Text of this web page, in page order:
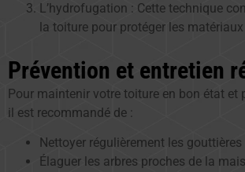
L’hydrofugation : Cette technique
la toiture pour protéger les
Prévention et entretien
Pour maintenir votre toiture en bon état et
il est recommandé de :
Nettoyer régulièrement les gouttières
Élaguer les arbres proches de la